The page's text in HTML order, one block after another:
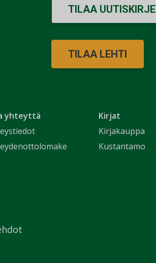
yhteyttä
Kirjat
Kirjakauppa
Kustantamo
TILAA UUTISKIRJE
TILAA LEHTI